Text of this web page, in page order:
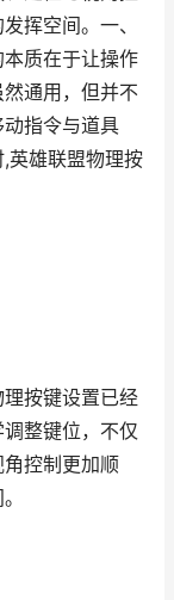
挥空间。一、
质在于让操作
通用，但并不
指令与道具
英雄联盟物理按
按键设置已经
整键位，不仅
控制更加顺